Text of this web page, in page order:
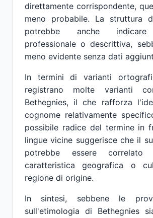
direttamente corrispondente,
meno probabile. La struttura
potrebbe anche indicare
professionale o descrittiva,
meno evidente senza dati
In termini di varianti
registrano molte varianti
Bethegnies, il che rafforza
cognome relativamente
possibile radice del termine in
lingue vicine suggerisce che il
potrebbe essere correlato
caratteristica geografica o
regione di origine.
In sintesi, sebbene le
sull'etimologia di Bethegnies